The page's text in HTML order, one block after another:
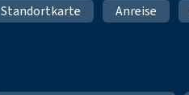
Standortkarte Anreise